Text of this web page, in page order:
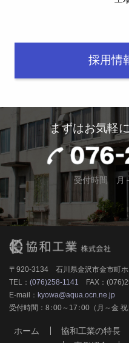
採用情
まずはお気軽
受付時間 月
〒920-3134 石川県金沢市金市町
TEL： (076)258-1141
FAX：
E-mail： kyowa@aqua.ocn.ne.jp
受付時間：8：00～17：00（月～金 祝
ホーム 協和工業の特長